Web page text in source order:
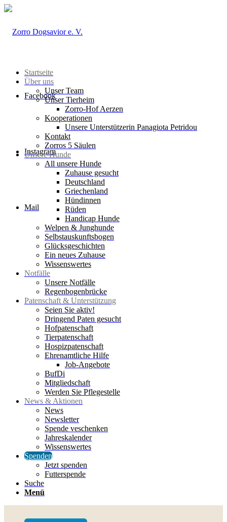
Facebook
Instagram
Mail
Startseite
Über uns
Unser Team
Unser Tierheim
Zorro-Hof Aerzen
Kooperationen
Unsere Unterstützerin Panagiota Petridou
Kontakt
Zorros 5 Säulen
Unsere Hunde
All unsere Hunde
Zuhause gesucht
Deutschland
Griechenland
Hündinnen
Rüden
Handicap Hunde
Welpen & Junghunde
Selbstauskunftsbogen
Glücksgeschichten
Ein neues Zuhause
Wissenswertes
Notfälle
Unsere Notfälle
Regenbogenbrücke
Patenschaft & Unterstützung
Seien Sie aktiv!
Dringend Paten gesucht
Hofpatenschaft
Tierpatenschaft
Hospizpatenschaft
Ehrenamtliche Hilfe
Job-Angebote
BufDi
Mitgliedschaft
Werden Sie Pflegestelle
News & Aktionen
News
Newsletter
Spende veschenken
Jahreskalender
Wissenswertes
Spenden
Jetzt spenden
Futterspende
Suche
Menü